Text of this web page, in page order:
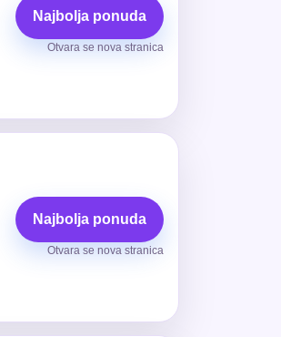
Najbolja ponuda
Otvara se nova stranica
Najbolja ponuda
Otvara se nova stranica